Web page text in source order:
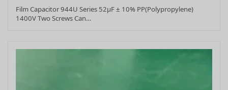
Film Capacitor 944U Series 52μF ± 10% PP(Polypropylene)
1400V Two Screws Can…